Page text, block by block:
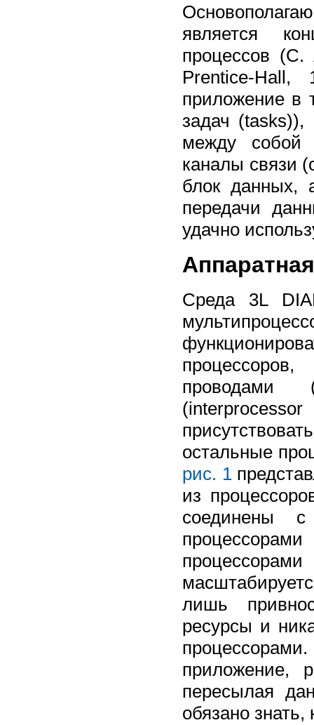
является
процессов
Prentice-Hall,
приложение в
задач (tasks)),
между собой
каналы связи
блок данных,
передачи
удачно
Среда 3L
проводами
остальные
рис. 1
из
соединены
лишь
ресурсы и
приложение,
пересылая
обязано